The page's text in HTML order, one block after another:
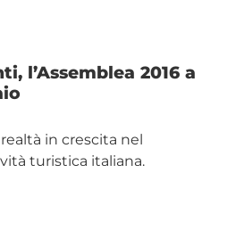
l’Assemblea 2016 a
in crescita nel
turistica italiana.